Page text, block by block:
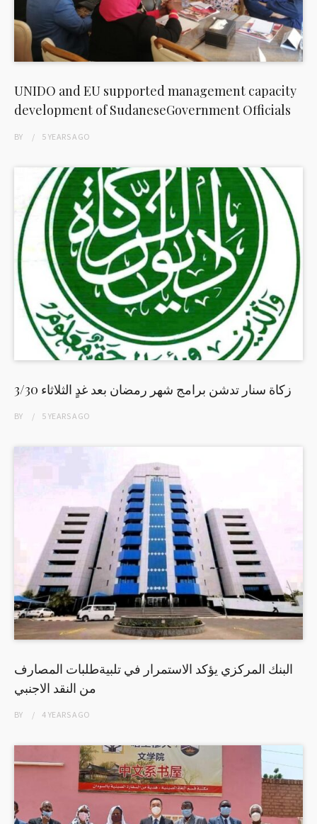
UNIDO and EU supported management capacity
development of SudaneseGovernment Officials
BY 5 YEARSAGO
زكاة سنار تدشن برامج شهر رمضان بعد غدٍ الثلاثاء 3/30
BY 5 YEARSAGO
البنك المركزي يؤكد الاستمرار في تلبيةطلبات المصارف
من النقد الاجنبي
BY 4 YEARSAGO